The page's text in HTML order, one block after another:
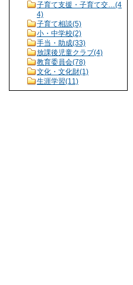
子育て支援・子育て交…(4
4)
子育て相談(5)
小・中学校(2)
手当・助成(33)
放課後児童クラブ(4)
教育委員会(78)
文化・文化財(1)
生涯学習(11)